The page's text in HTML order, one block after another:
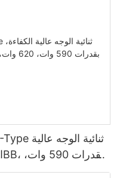
620 وات، 630 وات، و650 وات.